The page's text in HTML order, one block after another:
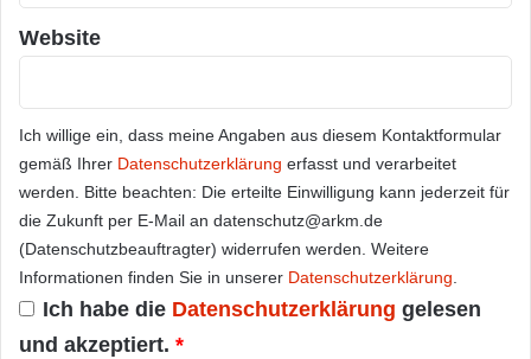
Website
Ich willige ein, dass meine Angaben aus diesem Kontaktformular
gemäß Ihrer Datenschutzerklärung erfasst und verarbeitet
werden. Bitte beachten: Die erteilte Einwilligung kann jederzeit für
die Zukunft per E-Mail an datenschutz@arkm.de
(Datenschutzbeauftragter) widerrufen werden. Weitere
Informationen finden Sie in unserer Datenschutzerklärung
Ich habe die Datenschutzerklärung gelesen
und akzeptiert. *